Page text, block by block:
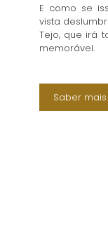
E como se
vista
Tejo, que irá
memorável.
Saber mais